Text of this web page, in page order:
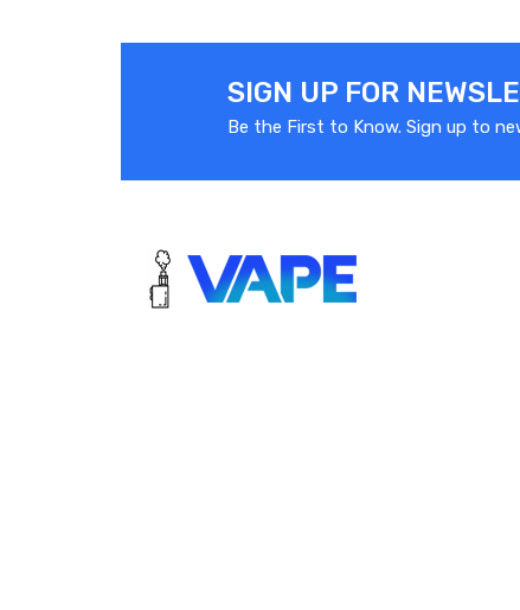
SIGN UP FOR
Be the First to Know. Sign up to